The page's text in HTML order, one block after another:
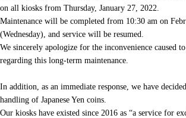
on all kiosks from Thursday, January 27, 2022.
Maintenance will be completed from 10:30 am on
(Wednesday), and service will be resumed.
We sincerely apologize for the inconvenience caused
regarding this long-term maintenance.
In addition, as an immediate response, we have
handling of Japanese Yen coins.
Our kiosks have existed since 2016 as “a service for